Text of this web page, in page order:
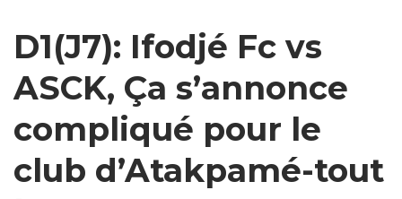
D1(J7): Ifodjé Fc vs
ASCK, Ça s’annonce
compliqué pour le
club d’Atakpamé-tout